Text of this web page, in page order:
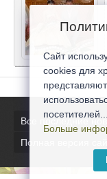
Все последние
Полная версия
Сайт
cookies для
посетителей...
Больше